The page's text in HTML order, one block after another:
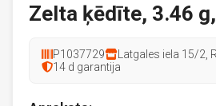
Zelta ķēdīte, 3.46
P1037729 Latgales iela 15/2,
14 d garantija